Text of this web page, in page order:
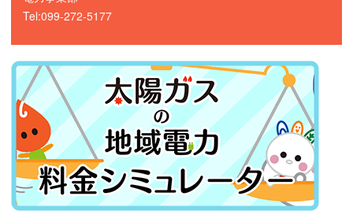
Tel:099-272-5177